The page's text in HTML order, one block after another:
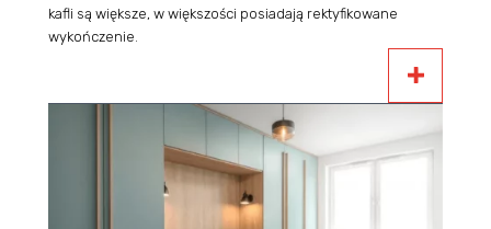
kafli są większe, w większości posiadają rektyfikowane
wykończenie.